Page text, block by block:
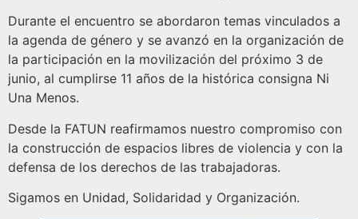
Durante el encuentro se abordaron temas vinculados a
la agenda de género y se avanzó en la organización de
la participación en la movilización del próximo 3 de
junio, al cumplirse 11 años de la histórica consigna Ni
Una Menos.
Desde la FATUN reafirmamos nuestro compromiso con
la construcción de espacios libres de violencia y con la
defensa de los derechos de las trabajadoras.
Sigamos en Unidad, Solidaridad y Organización.